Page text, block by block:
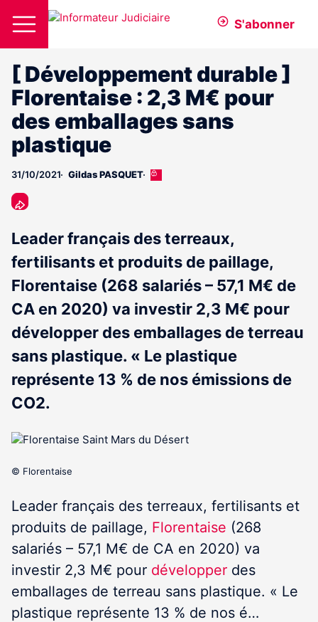
S'abonner
[ Développement durable ]
Florentaise : 2,3 M€ pour
des emballages sans
plastique
31/10/2021 Gildas PASQUET
Cet
abonnés
Leader français des terreaux,
fertilisants et produits de paillage,
Florentaise (268 salariés – 57,1 M€ de
CA en 2020) va investir 2,3 M€ pour
développer des emballages de terreau
sans plastique. « Le plastique
représente 13 % de nos émissions de
CO2.
© Florentaise
Leader français des terreaux, fertilisants et
produits de paillage, Florentaise (268
salariés – 57,1 M€ de CA en 2020) va
investir 2,3 M€ pour développer des
emballages de terreau sans plastique. « Le
plastique représente 13 % de nos é…